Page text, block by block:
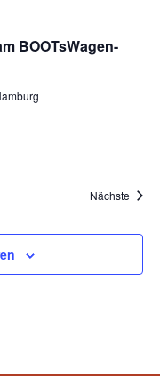
BOOTsWagen-
Nächste